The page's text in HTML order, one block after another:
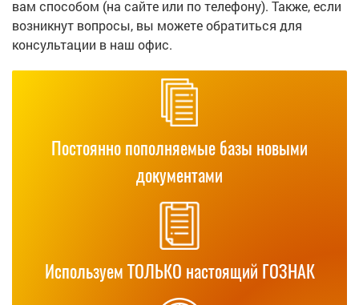
вам способом (на сайте или по телефону). Также, если
возникнут вопросы, вы можете обратиться для
консультации в наш офис.
Постоянно пополняемые базы новыми
документами
Используем ТОЛЬКО настоящий ГОЗНАК